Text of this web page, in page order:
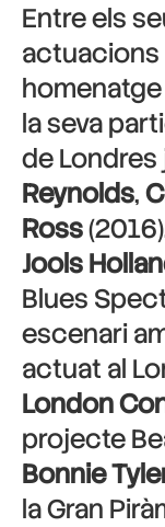
Entre els
actuacions
la seva
de
Reynolds,
Ross
Jools
Blues
escenari
actuat al
London
projecte
Bonnie
la Gran